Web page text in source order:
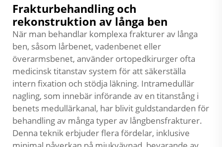
Frakturbehandling och
rekonstruktion av långa ben
När man behandlar komplexa frakturer av långa
ben, såsom lårbenet, vadenbenet eller
överarmsbenet, använder ortopedkirurger ofta
medicinsk titanstav system för att säkerställa
intern fixation och stödja läkning. Intramedullär
nagling, som innebär införande av en titanstång i
benets medullärkanal, har blivit guldstandarden för
behandling av många typer av långbensfrakturer.
Denna teknik erbjuder flera fördelar, inklusive